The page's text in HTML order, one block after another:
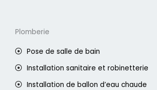
Plomberie
Pose de salle de bain
Installation sanitaire et robinetterie
Installation de ballon d’eau chaude